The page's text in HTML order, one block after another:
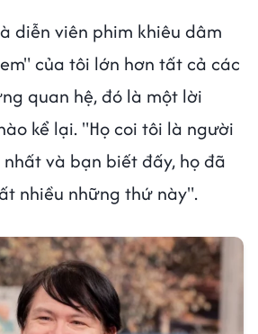
diễn viên phim khiêu dâm
của tôi lớn hơn tất cả các
quan hệ, đó là một lời
kể lại. "Họ coi tôi là người
và bạn biết đấy, họ đã
nhiều những thứ này".